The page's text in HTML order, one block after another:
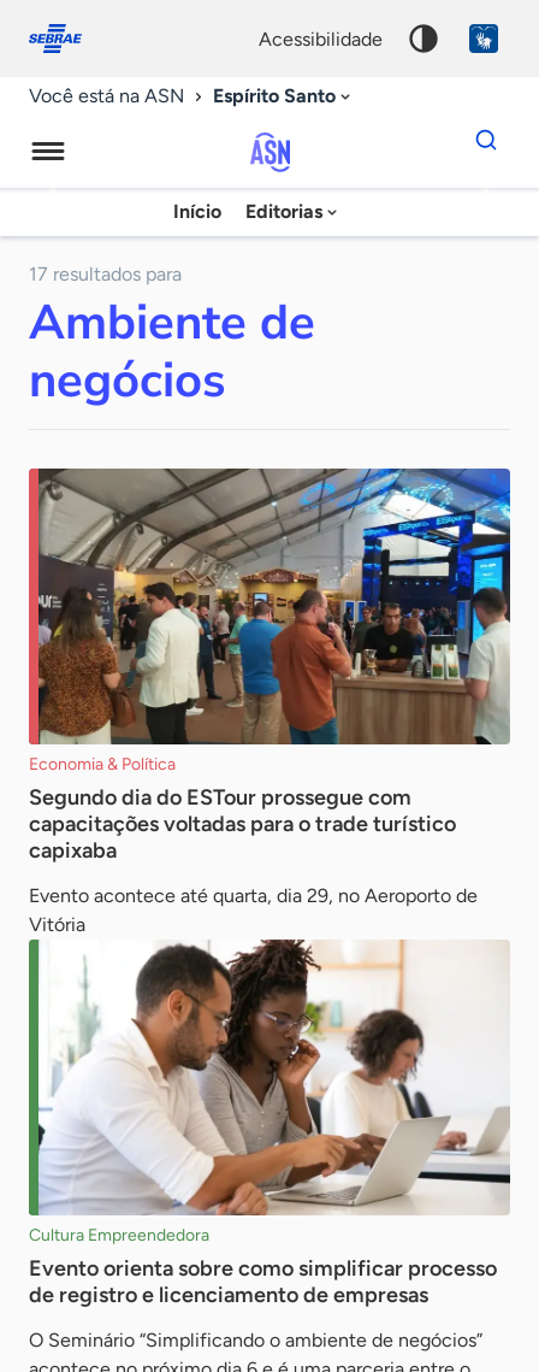
conosco
acessibilidade
Você está na ASN Espírito Santo
Agência
Sebrae
Notícias
Início Editorias
Dados
para
chave
17 resultados para
Ambiente de
negócios
Economia & Política
Segundo dia do ESTour prossegue com
capacitações voltadas para o trade turístico
capixaba
Evento acontece até quarta, dia 29, no Aeroporto de
Vitória
Cultura Empreendedora
Evento orienta sobre como simplificar processo
de registro e licenciamento de empresas
O Seminário “Simplificando o ambiente de negócios”